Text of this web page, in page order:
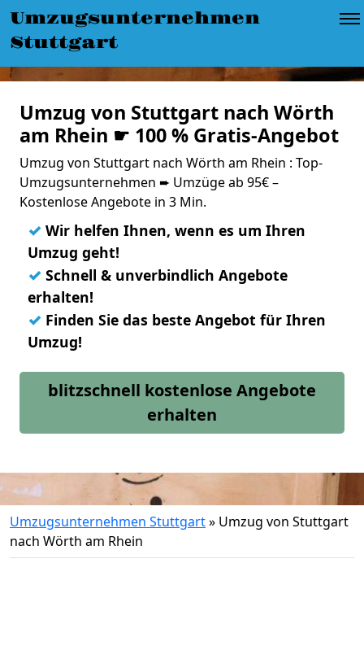
Umzugsunternehmen
Stuttgart
Umzug von Stuttgart nach Wörth
am Rhein ☛ 100 % Gratis-Angebot
Umzug von Stuttgart nach Wörth am Rhein : Top-
Umzugsunternehmen ➨ Umzüge ab 95€ –
Kostenlose Angebote in 3 Min.
✓ Wir helfen Ihnen, wenn es um Ihren
Umzug geht!
✓ Schnell & unverbindlich Angebote
erhalten!
✓ Finden Sie das beste Angebot für Ihren
Umzug!
blitzschnell kostenlose Angebote
erhalten
Umzugsunternehmen Stuttgart» Umzug von Stuttgart
nach Wörth am Rhein